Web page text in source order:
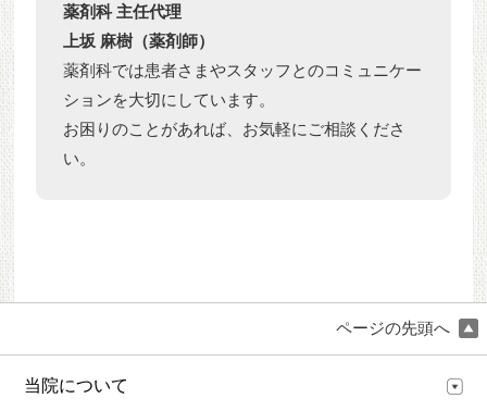
薬剤科 主任代理
上坂 麻樹（薬剤師）
薬剤科では患者さまやスタッフとのコミュニケー
ションを大切にしています。
お困りのことがあれば、お気軽にご相談くださ
い。
ページの先頭へ
当院について